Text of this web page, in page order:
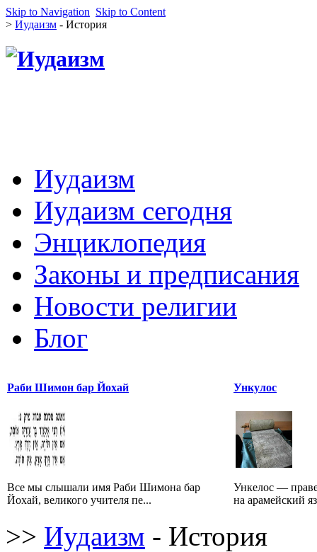
Skip to Navigation Skip to Content
> Иудаизм - История
Иудаизм
Иудаизм сегодня
Энциклопедия
Законы и предписания
Новости религии
Блог
Раби Шимон бар Йохай
Все мы слышали имя Раби Шимона бар
Йохай, великого учителя пе...
Ункулос
Ункелос —
на арамейский
>> Иудаизм - История